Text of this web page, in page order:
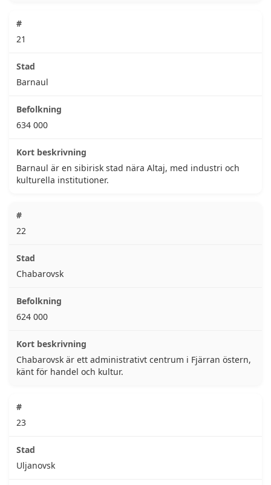
21
Barnaul
634 000
Barnaul är en sibirisk stad nära Altaj, med industri och
kulturella institutioner.
22
Chabarovsk
624 000
Chabarovsk är ett administrativt centrum i Fjärran östern,
känt för handel och kultur.
23
Uljanovsk